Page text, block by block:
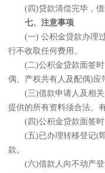
(四)贷款清偿完毕，
七、注意事项
(一) 公积金贷款办理
行不收取任何费用。
(二)公积金贷款面签
偶、产权共有人及配偶)应
(三)借款申请人及相
提供的所有资料须合法、
(四)公积金贷款面签
(五)已办理转移登记(
款。
(六)借款人向不动产